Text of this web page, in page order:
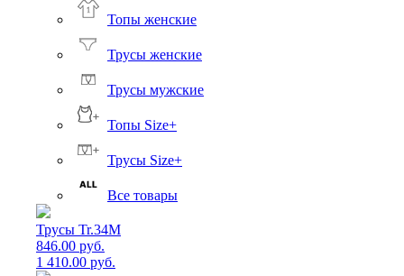
Топы женские
Трусы женские
Трусы мужские
Топы Size+
Трусы Size+
Все товары
Трусы Tr.34M
846.00 руб.
1 410.00 руб.